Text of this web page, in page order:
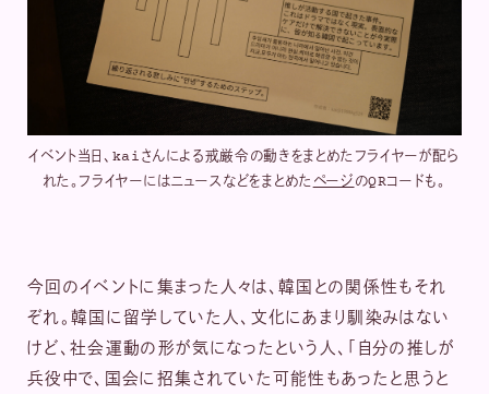
イベント当日、kaiさんによる戒厳令の動きをまとめたフライヤーが配ら
れた。フライヤーにはニュースなどをまとめたページのQRコードも。
今回のイベントに集まった人々は、韓国との関係性もそれ
ぞれ。韓国に留学していた人、文化にあまり馴染みはない
けど、社会運動の形が気になったという人、「自分の推しが
兵役中で、国会に招集されていた可能性もあったと思うと